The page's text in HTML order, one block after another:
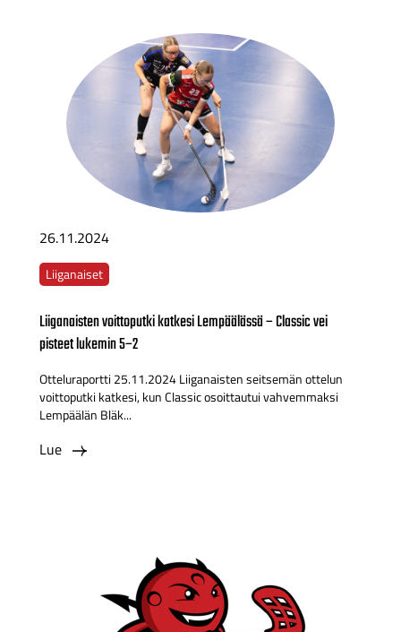
26.11.2024
Liiganaiset
Liiganaisten voittoputki katkesi Lempäälässä – Classic vei
pisteet lukemin 5–2
Otteluraportti 25.11.2024 Liiganaisten seitsemän ottelun
voittoputki katkesi, kun Classic osoittautui vahvemmaksi
Lempäälän Bläk...
Lue